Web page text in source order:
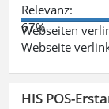
Relevanz:
67%
Webseiten
Webseite
HIS POS-